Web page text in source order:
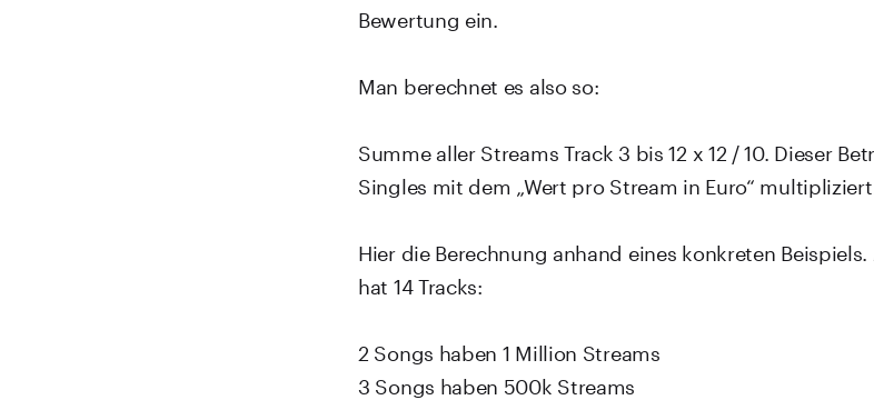
Bewertung ein.
Man berechnet es also so:
Summe aller Streams Track 3 bis 12 x 12 / 10. Dieser
Singles mit dem „Wert pro Stream in Euro“ multipliziert.
Hier die Berechnung anhand eines konkreten
hat 14 Tracks:
2 Songs haben 1 Million Streams
3 Songs haben 500k Streams